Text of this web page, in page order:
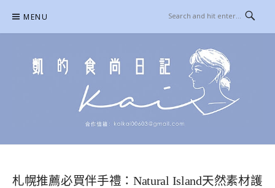
content
MENU
札幌推薦必買伴手禮：Natural Island天然素材護